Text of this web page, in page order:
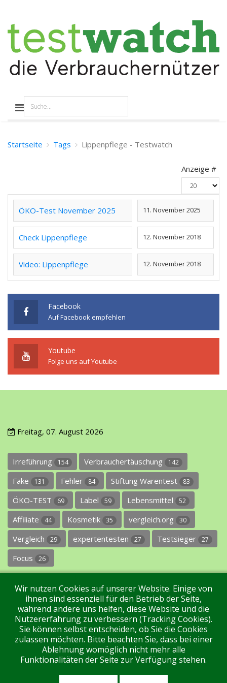
Startseite Tags Lippenpflege - Testwatch
Anzeige #
ÖKO-Test November 2025 11. November 2025
Check Lippenpflege 12. November 2018
Video: Lippenpflege 12. November 2018
Facebook
Auf Facebook empfehlen
Youtube
Folge uns auf Youtube
Freitag, 07. August 2026
Irreführung 154 Verbrauchertäuschung 142
Fake 131 Fehler 84 Stiftung Warentest 83
ÖKO-TEST 69 Label 59 Lebensmittel 52
Affiliate 44 Kosmetik 35 vergleich.org 30
Vergleich 29 expertentesten 27 Testsieger 27
Focus 26
Impressum Datenschutz Über uns Kontakt
Tags Unterstützen Sie uns! Login
Wir nutzen Cookies auf unserer Website. Einige von
ihnen sind essenziell für den Betrieb der Seite,
während andere uns helfen, diese Website und die
Nutzererfahrung zu verbessern (Tracking Cookies).
Sie können selbst entscheiden, ob Sie die Cookies
zulassen möchten. Bitte beachten Sie, dass bei einer
Ablehnung womöglich nicht mehr alle
Funktionalitäten der Seite zur Verfügung stehen.